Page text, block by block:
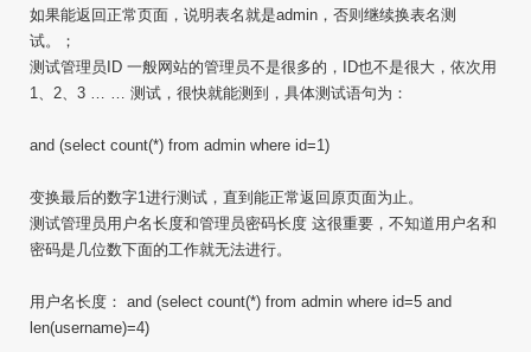
如果能返回正常页面，说明表名就是admin，否则继续换表名测
试。；
测试管理员ID 一般网站的管理员不是很多的，ID也不是很大，依次用
1、2、3 … … 测试，很快就能测到，具体测试语句为：
and (select count(*) from admin where id=1)
变换最后的数字1进行测试，直到能正常返回原页面为止。
测试管理员用户名长度和管理员密码长度 这很重要，不知道用户名和
密码是几位数下面的工作就无法进行。
用户名长度： and (select count(*) from admin where id=5 and
len(username)=4)